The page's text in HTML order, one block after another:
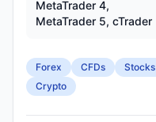
MetaTrader 4,
MetaTrader 5, cTrader
Forex CFDs Stocks
Crypto